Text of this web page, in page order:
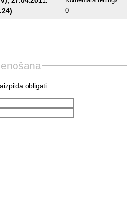
0
obligāti.